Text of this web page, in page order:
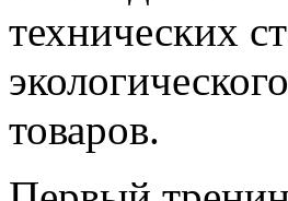
технических
товаров.